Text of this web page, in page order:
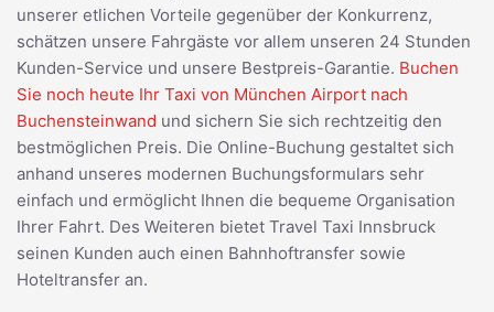
unserer etlichen Vorteile gegenüber der Konkurrenz,
schätzen unsere Fahrgäste vor allem unseren 24 Stunden
Kunden-Service und unsere Bestpreis-Garantie. Buchen
Sie noch heute Ihr Taxi von München Airport nach
Buchensteinwand und sichern Sie sich rechtzeitig den
bestmöglichen Preis. Die Online-Buchung gestaltet sich
anhand unseres modernen Buchungsformulars sehr
einfach und ermöglicht Ihnen die bequeme Organisation
Ihrer Fahrt. Des Weiteren bietet Travel Taxi Innsbruck
seinen Kunden auch einen Bahnhoftransfer sowie
Hoteltransfer an.